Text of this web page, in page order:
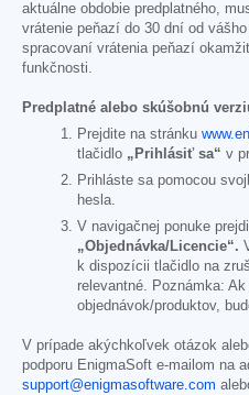
aktuálne obdobie predplatného,
vrátenie peňazí do 30 dní od
spracovaní vrátenia peňazí
funkčnosti.
Predplatné alebo skúšobnú
Prejdite na stránku
tlačidlo „Prihlásiť sa“ v
Prihláste sa pomocou
hesla.
V navigačnej ponuke
„Objednávka/Licencie“.
k dispozícii tlačidlo na
relevantné. Poznámka:
objednávok/produktov,
V prípade akýchkoľvek otázok
podporu EnigmaSoft e-mailom na
support@enigmasoftware.com